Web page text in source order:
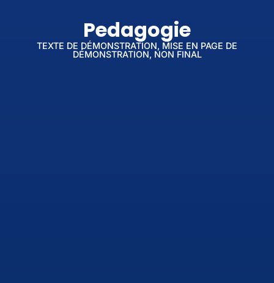
Pedagogie
TEXTE DE DÉMONSTRATION, MISE EN PAGE DE
DÉMONSTRATION, NON FINAL